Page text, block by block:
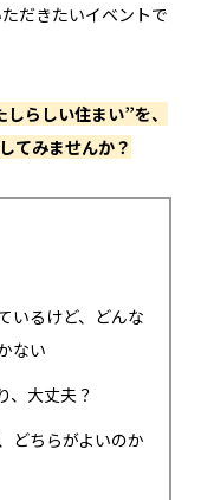
だきたいイベントで
らしい住まい”を、
てみませんか？
いるけど、どんな
ない
、大丈夫？
どちらがよいのか